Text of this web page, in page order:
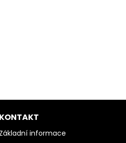
KONTAKT
Základní informace